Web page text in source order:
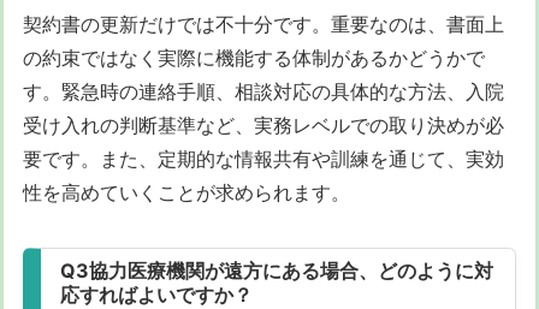
契約書の更新だけでは不十分です。重要なのは、書面上
の約束ではなく実際に機能する体制があるかどうかで
す。緊急時の連絡手順、相談対応の具体的な方法、入院
受け入れの判断基準など、実務レベルでの取り決めが必
要です。また、定期的な情報共有や訓練を通じて、実効
性を高めていくことが求められます。
Q3協力医療機関が遠方にある場合、どのように対
応すればよいですか？